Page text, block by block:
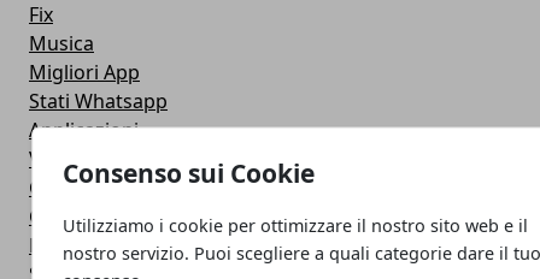
Consenso sui Cookie
Utilizziamo i cookie per ottimizzare il nostro sito web e il
nostro servizio. Puoi scegliere a quali categorie dare il
Fix
Musica
Migliori App
Stati Whatsapp
Applicazioni
Viaggi
Galaxy Note 5
Google Play
Fotografia